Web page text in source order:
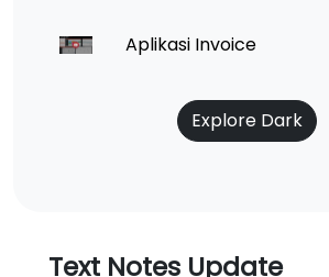
Aplikasi Invoice
Explore Dark
Text Notes Update